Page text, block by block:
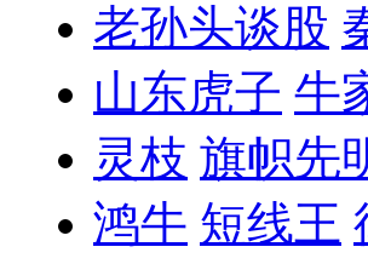
老孙头谈股
山东虎子 牛
灵枝 旗帜先
鸿牛 短线王